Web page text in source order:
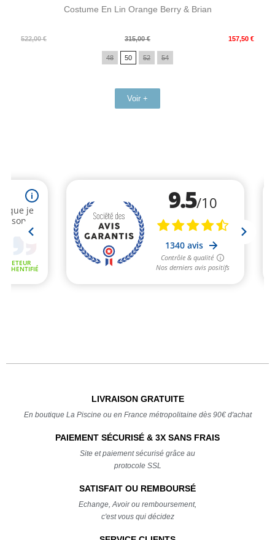
Costume En Lin Orange Berry & Brian
522,00 €
Prix
315,00 € 157,50 €
Prix
48 50 52 54
Voir +
LIVRAISON GRATUITE
En boutique La Piscine ou en France métropolitaine dès 90€ d'achat
PAIEMENT SÉCURISÉ & 3X SANS FRAIS
Site et paiement sécurisé grâce au
protocole SSL
SATISFAIT OU REMBOURSÉ
Echange, Avoir ou remboursement,
c'est vous qui décidez